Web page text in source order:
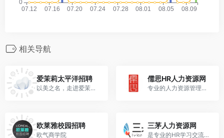
相关导航
爱茉莉太平洋招聘
以美之名，走进爱茉莉太平洋的世界
儒思HR人力资源网
专业的人力资源管理实战内容分享平台，不仅有系统性的进阶课程,海量免费管理工具，模板、资料、智能在线问答，更有定期行业峰会，汇集名企专家,是HR科学管理企业的首选平台！
欧莱雅校园招聘
欧气商学院
三茅人力资源网
是专业的HR学习交流平台，汇集数十万份人力资源六大模块案例资料和完善的人力资源学习课程